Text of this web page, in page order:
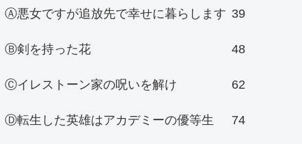
Ⓐ悪女ですが追放先で幸せに暮らします 39
Ⓑ剣を持った花 48
Ⓒイレストーン家の呪いを解け 62
Ⓓ転生した英雄はアカデミーの優等生 74